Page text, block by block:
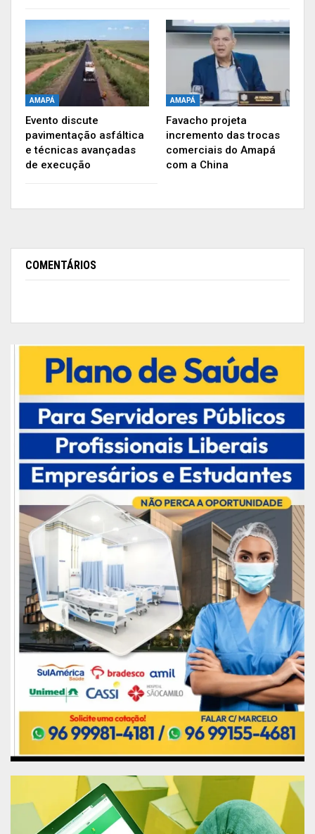
AMAPÁ
Evento discute
pavimentação asfáltica
e técnicas avançadas
de execução
AMAPÁ
Favacho projeta
incremento das trocas
comerciais do Amapá
com a China
COMENTÁRIOS